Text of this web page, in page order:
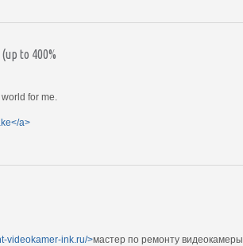
to 400%
for me.
a>
videokamer-ink.ru/>мастер по ремонту